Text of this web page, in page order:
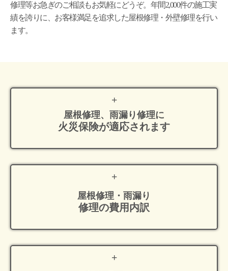
修理等お急ぎのご相談もお気軽にどうぞ。年間2,000件の施工実
績を誇りに、お客様満足を追求した屋根修理・外壁修理を行い
ます。
屋根修理、雨漏り修理に
火災保険が適応されます
屋根修理・雨漏り
修理の費用内訳